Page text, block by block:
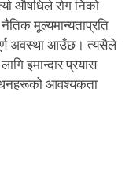
औषधिले रोग निको
मूल्यमान्यताप्रति
अवस्था आउँछ। त्यसैले
इमान्दार प्रयास
आवश्यकता